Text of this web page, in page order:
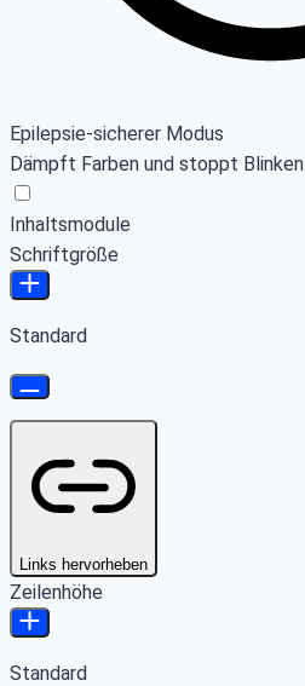
Epilepsie-sicherer Modus
Dämpft Farben und stoppt Blinken
Inhaltsmodule
Schriftgröße
Standard
Links hervorheben
Zeilenhöhe
Standard